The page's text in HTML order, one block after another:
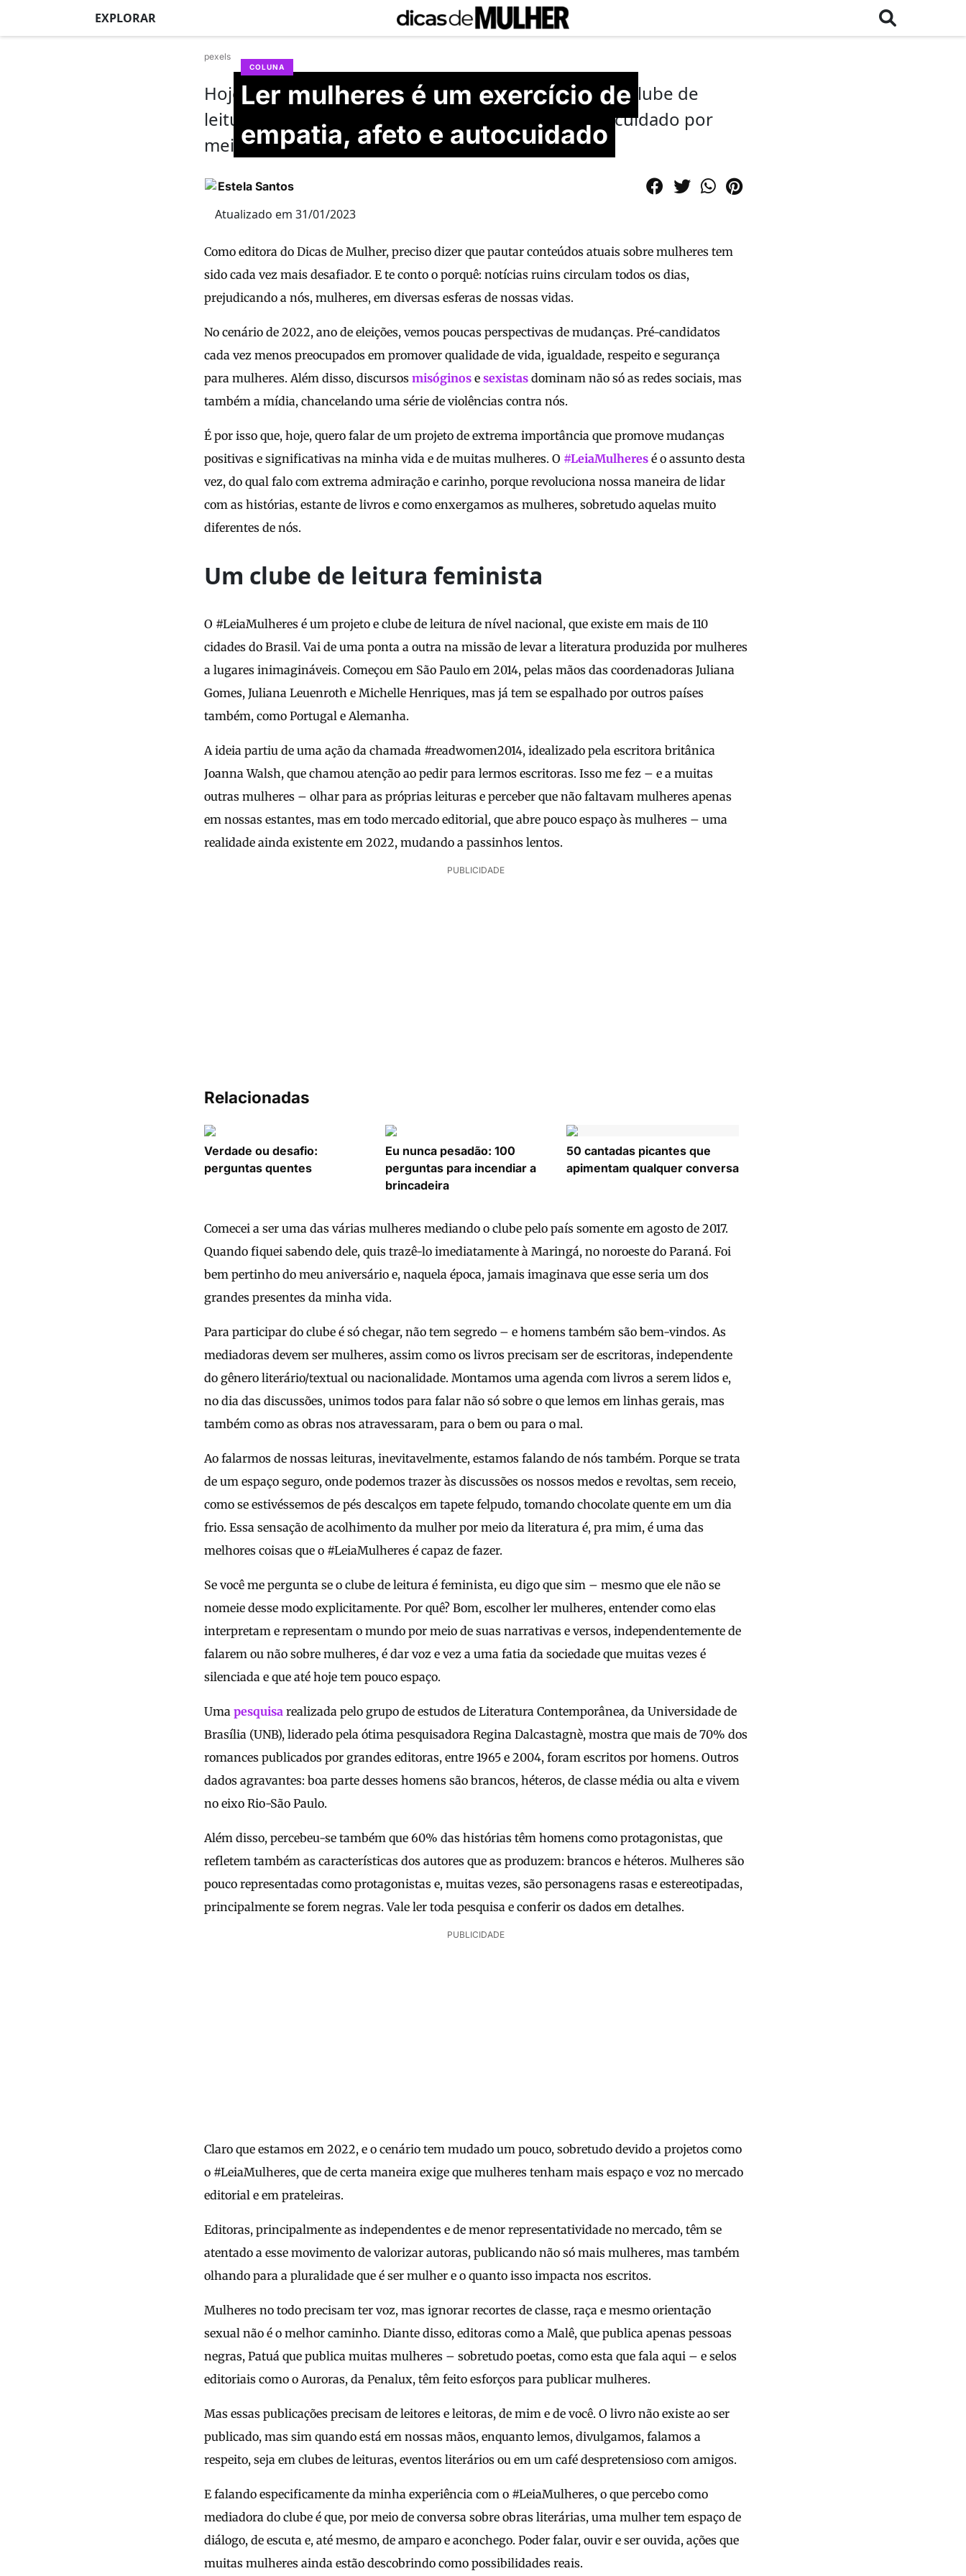
EXPLORAR
COLUNA
Ler mulheres é um exercício de
empatia, afeto e autocuidado
pexels
Hoje escolho falar de uma ação positiva, o projeto e clube de
leitura #LeiaMulheres, espaço seguro de escuta e cuidado por
meio da literatura
Estela Santos
Atualizado em 31/01/2023
Como editora do Dicas de Mulher, preciso dizer que pautar conteúdos atuais sobre mulheres tem
sido cada vez mais desafiador. E te conto o porquê: notícias ruins circulam todos os dias,
prejudicando a nós, mulheres, em diversas esferas de nossas vidas.
No cenário de 2022, ano de eleições, vemos poucas perspectivas de mudanças. Pré-candidatos
cada vez menos preocupados em promover qualidade de vida, igualdade, respeito e segurança
para mulheres. Além disso, discursos misóginos e sexistas dominam não só as redes sociais, mas
também a mídia, chancelando uma série de violências contra nós.
É por isso que, hoje, quero falar de um projeto de extrema importância que promove mudanças
positivas e significativas na minha vida e de muitas mulheres. O #LeiaMulheres é o assunto desta
vez, do qual falo com extrema admiração e carinho, porque revoluciona nossa maneira de lidar
com as histórias, estante de livros e como enxergamos as mulheres, sobretudo aquelas muito
diferentes de nós.
Um clube de leitura feminista
O #LeiaMulheres é um projeto e clube de leitura de nível nacional, que existe em mais de 110
cidades do Brasil. Vai de uma ponta a outra na missão de levar a literatura produzida por mulheres
a lugares inimagináveis. Começou em São Paulo em 2014, pelas mãos das coordenadoras Juliana
Gomes, Juliana Leuenroth e Michelle Henriques, mas já tem se espalhado por outros países
também, como Portugal e Alemanha.
A ideia partiu de uma ação da chamada #readwomen2014, idealizado pela escritora britânica
Joanna Walsh, que chamou atenção ao pedir para lermos escritoras. Isso me fez – e a muitas
outras mulheres – olhar para as próprias leituras e perceber que não faltavam mulheres apenas
em nossas estantes, mas em todo mercado editorial, que abre pouco espaço às mulheres – uma
realidade ainda existente em 2022, mudando a passinhos lentos.
PUBLICIDADE
Relacionadas
Verdade ou desafio:
perguntas quentes
Eu nunca pesadão: 100
perguntas para incendiar a
brincadeira
50 cantadas picantes que
apimentam qualquer conversa
Comecei a ser uma das várias mulheres mediando o clube pelo país somente em agosto de 2017.
Quando fiquei sabendo dele, quis trazê-lo imediatamente à Maringá, no noroeste do Paraná. Foi
bem pertinho do meu aniversário e, naquela época, jamais imaginava que esse seria um dos
grandes presentes da minha vida.
Para participar do clube é só chegar, não tem segredo – e homens também são bem-vindos. As
mediadoras devem ser mulheres, assim como os livros precisam ser de escritoras, independente
do gênero literário/textual ou nacionalidade. Montamos uma agenda com livros a serem lidos e,
no dia das discussões, unimos todos para falar não só sobre o que lemos em linhas gerais, mas
também como as obras nos atravessaram, para o bem ou para o mal.
Ao falarmos de nossas leituras, inevitavelmente, estamos falando de nós também. Porque se trata
de um espaço seguro, onde podemos trazer às discussões os nossos medos e revoltas, sem receio,
como se estivéssemos de pés descalços em tapete felpudo, tomando chocolate quente em um dia
frio. Essa sensação de acolhimento da mulher por meio da literatura é, pra mim, é uma das
melhores coisas que o #LeiaMulheres é capaz de fazer.
Se você me pergunta se o clube de leitura é feminista, eu digo que sim – mesmo que ele não se
nomeie desse modo explicitamente. Por quê? Bom, escolher ler mulheres, entender como elas
interpretam e representam o mundo por meio de suas narrativas e versos, independentemente de
falarem ou não sobre mulheres, é dar voz e vez a uma fatia da sociedade que muitas vezes é
silenciada e que até hoje tem pouco espaço.
Uma pesquisa realizada pelo grupo de estudos de Literatura Contemporânea, da Universidade de
Brasília (UNB), liderado pela ótima pesquisadora Regina Dalcastagnè, mostra que mais de 70% dos
romances publicados por grandes editoras, entre 1965 e 2004, foram escritos por homens. Outros
dados agravantes: boa parte desses homens são brancos, héteros, de classe média ou alta e vivem
no eixo Rio-São Paulo.
Além disso, percebeu-se também que 60% das histórias têm homens como protagonistas, que
refletem também as características dos autores que as produzem: brancos e héteros. Mulheres são
pouco representadas como protagonistas e, muitas vezes, são personagens rasas e estereotipadas,
principalmente se forem negras. Vale ler toda pesquisa e conferir os dados em detalhes.
PUBLICIDADE
Claro que estamos em 2022, e o cenário tem mudado um pouco, sobretudo devido a projetos como
o #LeiaMulheres, que de certa maneira exige que mulheres tenham mais espaço e voz no mercado
editorial e em prateleiras.
Editoras, principalmente as independentes e de menor representatividade no mercado, têm se
atentado a esse movimento de valorizar autoras, publicando não só mais mulheres, mas também
olhando para a pluralidade que é ser mulher e o quanto isso impacta nos escritos.
Mulheres no todo precisam ter voz, mas ignorar recortes de classe, raça e mesmo orientação
sexual não é o melhor caminho. Diante disso, editoras como a Malê, que publica apenas pessoas
negras, Patuá que publica muitas mulheres – sobretudo poetas, como esta que fala aqui – e selos
editoriais como o Auroras, da Penalux, têm feito esforços para publicar mulheres.
Mas essas publicações precisam de leitores e leitoras, de mim e de você. O livro não existe ao ser
publicado, mas sim quando está em nossas mãos, enquanto lemos, divulgamos, falamos a
respeito, seja em clubes de leituras, eventos literários ou em um café despretensioso com amigos.
E falando especificamente da minha experiência com o #LeiaMulheres, o que percebo como
mediadora do clube é que, por meio de conversa sobre obras literárias, uma mulher tem espaço de
diálogo, de escuta e, até mesmo, de amparo e aconchego. Poder falar, ouvir e ser ouvida, ações que
muitas mulheres ainda estão descobrindo como possibilidades reais.